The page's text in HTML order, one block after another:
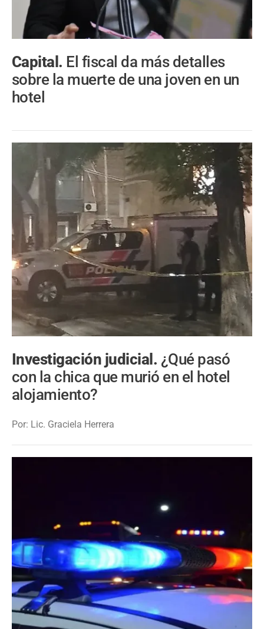
Capital. El fiscal da más detalles
sobre la muerte de una joven en un
hotel
Investigación judicial. ¿Qué pasó
con la chica que murió en el hotel
alojamiento?
Por: Lic. Graciela Herrera